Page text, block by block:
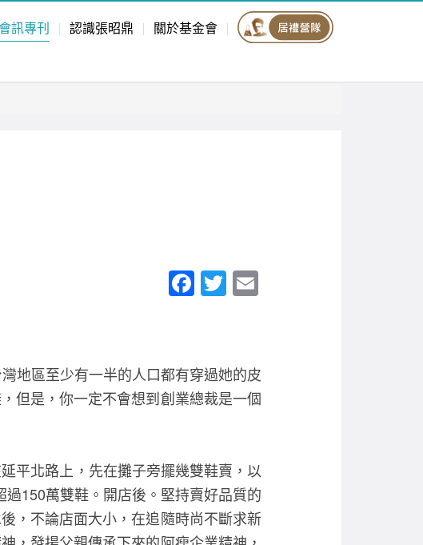
訊專刊 認識張昭鼎 關於基金會
F
e
b
o
k
T
er
地區至少有一半的人口都有穿過她的皮
但是，你一定不會想到創業總裁是一個
平北路上，先在攤子旁擺幾雙鞋賣，以
150萬雙鞋。開店後。堅持賣好品質的
，不論店面大小，在追隨時尚不斷求新